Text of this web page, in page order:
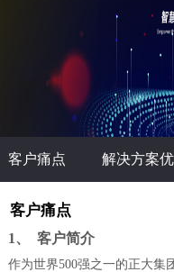
客户痛点 解决方案
客户痛点
1、 客户简介
作为世界500强之一的正大集